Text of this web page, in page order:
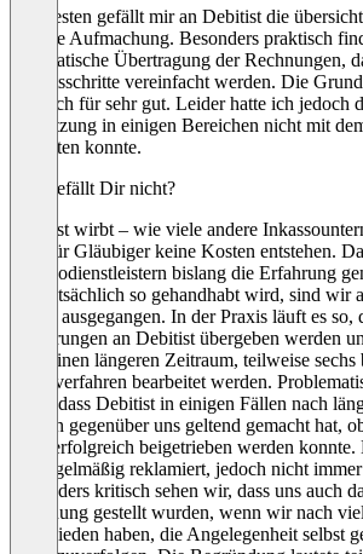
Am besten gefällt mir an Debitist die
digitale Aufmachung. Besonders praktisch
automatische Übertragung der Rechnungen,
Arbeitsschritte vereinfacht werden. Die
halte ich für sehr gut. Leider hatte ich jedoch
Umsetzung in einigen Bereichen nicht mit
mithalten konnte.
Was gefällt Dir nicht?
Debitist wirbt – wie viele andere
dass für Gläubiger keine Kosten entstehen.
Inkassodienstleistern bislang die Erfahrung
dies tatsächlich so gehandhabt wird, sind wir
davon ausgegangen. In der Praxis läuft es so,
Forderungen an Debitist übergeben werden
über einen längeren Zeitraum, teilweise
Mahnverfahren bearbeitet werden.
Sicht, dass Debitist in einigen Fällen nach
Kosten gegenüber uns geltend gemacht hat,
nicht erfolgreich beigetrieben werden
wir regelmäßig reklamiert, jedoch nicht
Besonders kritisch sehen wir, dass uns auch
Rechnung gestellt wurden, wenn wir nach
entschieden haben, die Angelegenheit selbst